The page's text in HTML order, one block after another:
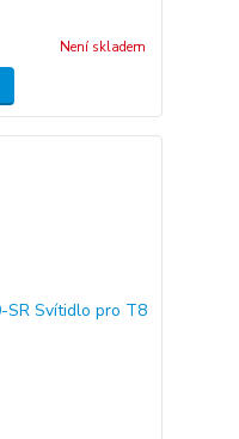
Není skladem